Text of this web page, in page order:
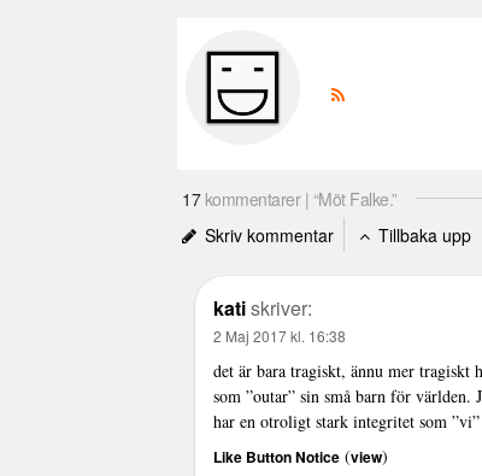
17kommentarer | “Möt Falke.”
Skriv kommentar
Tillbaka upp
katiskriver:
2 Maj 2017 kl. 16:38
det är bara tragiskt, ännu mer
som ”outar” sin små barn för
har en otroligt stark integritet som
Like Button Notice (view)